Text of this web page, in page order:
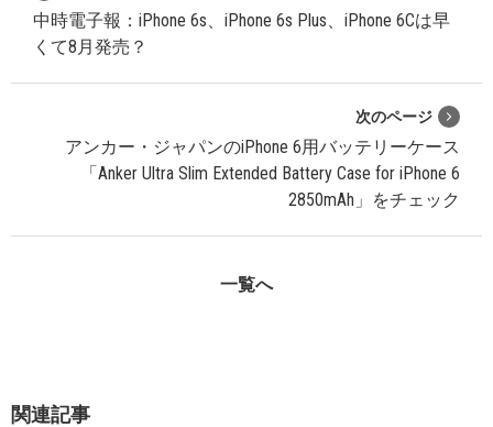
中時電子報：iPhone 6s、iPhone 6s Plus、iPhone 6Cは早
くて8月発売？
次のページ
アンカー・ジャパンのiPhone 6用バッテリーケース
「Anker Ultra Slim Extended Battery Case for iPhone 6
2850mAh」をチェック
一覧へ
関連記事